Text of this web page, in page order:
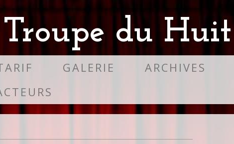
du Huit
GALERIE ARCHIVES